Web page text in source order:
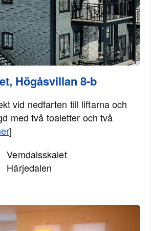
Högåsvillan 8-b
vid nedfarten till liftarna och
med två toaletter och två
]
Vemdalsskalet
Härjedalen